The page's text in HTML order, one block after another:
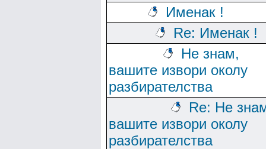
Именак !
Re: Именак !
Не знам,
вашите извори околу
разбирателства
Re: Не
вашите извори околу
разбирателства